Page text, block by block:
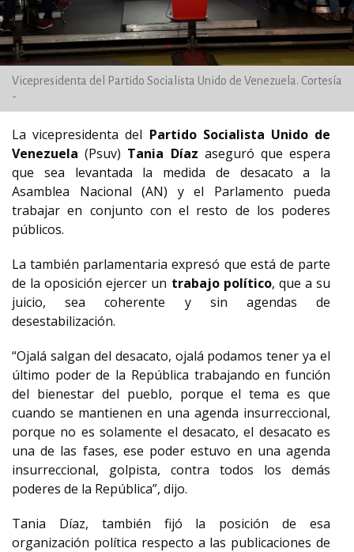
Vicepresidenta del Partido Socialista Unido de Venezuela. Cortesía
-
La vicepresidenta del Partido Socialista Unido de
Venezuela (Psuv) Tania Díaz aseguró que espera
que sea levantada la medida de desacato a la
Asamblea Nacional (AN) y el Parlamento pueda
trabajar en conjunto con el resto de los poderes
públicos.
La también parlamentaria expresó que está de parte
de la oposición ejercer un trabajo político, que a su
juicio, sea coherente y sin agendas de
desestabilización.
“Ojalá salgan del desacato, ojalá podamos tener ya el
último poder de la República trabajando en función
del bienestar del pueblo, porque el tema es que
cuando se mantienen en una agenda insurreccional,
porque no es solamente el desacato, el desacato es
una de las fases, ese poder estuvo en una agenda
insurreccional, golpista, contra todos los demás
poderes de la República”, dijo.
Tania Díaz, también fijó la posición de esa
organización política respecto a las publicaciones de